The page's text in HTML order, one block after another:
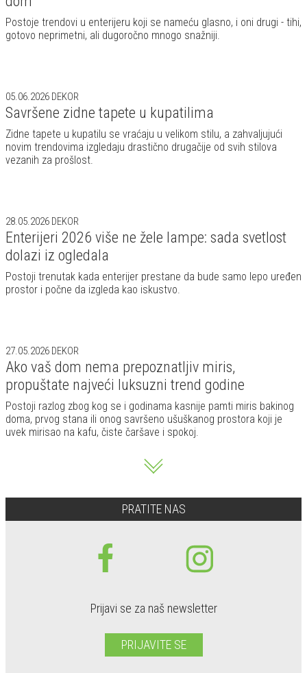
Postoje trendovi u enterijeru koji se nameću glasno, i oni drugi - tihi,
gotovo neprimetni, ali dugoročno mnogo snažniji.
05.06.2026 DEKOR
Savršene zidne tapete u kupatilima
Zidne tapete u kupatilu se vraćaju u velikom stilu, a zahvaljujući
novim trendovima izgledaju drastično drugačije od svih stilova
vezanih za prošlost.
28.05.2026 DEKOR
Enterijeri 2026 više ne žele lampe: sada svetlost
dolazi iz ogledala
Postoji trenutak kada enterijer prestane da bude samo lepo uređen
prostor i počne da izgleda kao iskustvo.
27.05.2026 DEKOR
Ako vaš dom nema prepoznatljiv miris,
propuštate najveći luksuzni trend godine
Postoji razlog zbog kog se i godinama kasnije pamti miris bakinog
doma, prvog stana ili onog savršeno ušuškanog prostora koji je
uvek mirisao na kafu, čiste čaršave i spokoj.
PRATITE NAS
Prijavi se za naš newsletter
PRIJAVITE SE